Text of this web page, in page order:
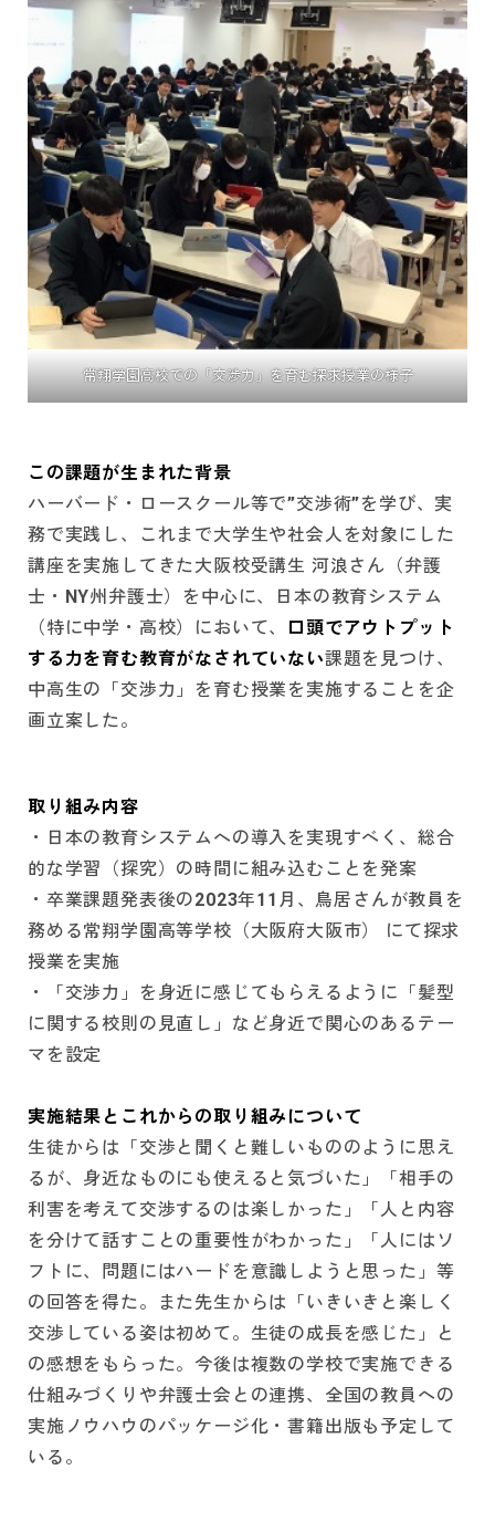
常翔学園高校での「交渉力」を育む探求授業の様子
この課題が生まれた背景
ハーバード・ロースクール等で”交渉術”を学び、実
務で実践し、これまで大学生や社会人を対象にした
講座を実施してきた大阪校受講生 河浪さん（弁護
士・NY州弁護士）を中心に、日本の教育システム
（特に中学・高校）において、 口頭でアウトプット
する力を育む教育がなされていない課題を見つけ、
中高生の「交渉力」を育む授業を実施することを企
画立案した。
取り組み内容
・日本の教育システムへの導入を実現すべく、総合
的な学習（探究）の時間に組み込むことを発案
・卒業課題発表後の2023年11月、鳥居さんが教員を
務める常翔学園高等学校（大阪府大阪市） にて探求
授業を実施
・「交渉力」を身近に感じてもらえるように「髪型
に関する校則の見直し」など身近で関心のあるテー
マを設定
実施結果とこれからの取り組みについて
生徒からは「交渉と聞くと難しいもののように思え
るが、身近なものにも使えると気づいた」「相手の
利害を考えて交渉するのは楽しかった」「人と内容
を分けて話すことの重要性がわかった」「人にはソ
フトに、問題にはハードを意識しようと思った」等
の回答を得た。また先生からは「いきいきと楽しく
交渉している姿は初めて。生徒の成長を感じた」と
の感想をもらった。今後は複数の学校で実施できる
仕組みづくりや弁護士会との連携、全国の教員への
実施ノウハウのパッケージ化・書籍出版も予定して
いる。